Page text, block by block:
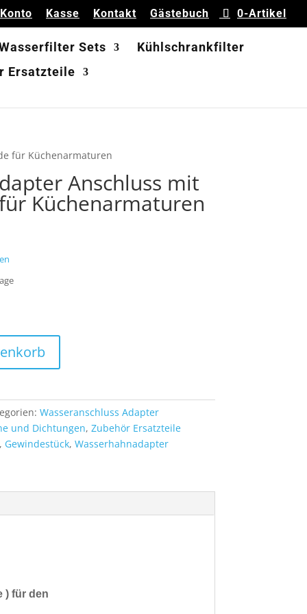
Kasse Kontakt Gästebuch 0-Artikel
Sets
Kühlschrankfilter
Ersatzteile
für Küchenarmaturen
Anschluss mit
Küchenarmaturen
Wasseranschluss Adapter
und Dichtungen, Zubehör Ersatzteile
Gewindestück, Wasserhahnadapter
)für den